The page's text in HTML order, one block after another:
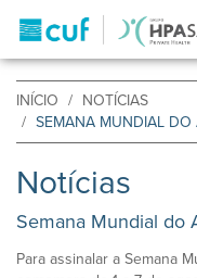
INÍCIO
NOTÍCIAS
SEMANA MUNDIAL DO
Notícias
Semana Mundial do
Para assinalar a Semana